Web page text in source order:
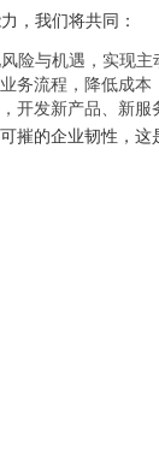
，我们将共同：
险与机遇，实现主
务流程，降低成本
开发新产品、新服
摧的企业韧性，